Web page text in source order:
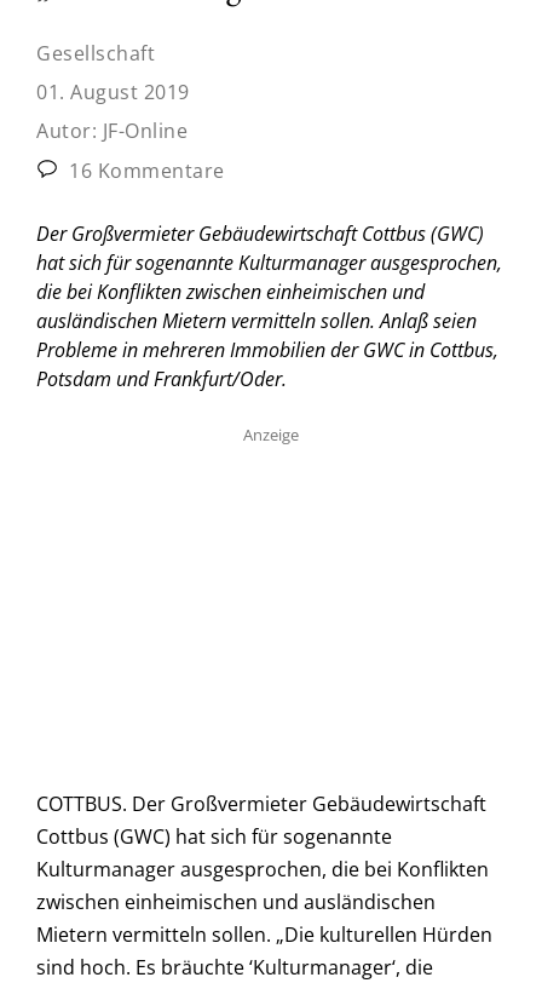
Gesellschaft
01. August 2019
Autor: JF-Online
16 Kommentare
Der Großvermieter Gebäudewirtschaft Cottbus (GWC)
hat sich für sogenannte Kulturmanager ausgesprochen,
die bei Konflikten zwischen einheimischen und
ausländischen Mietern vermitteln sollen. Anlaß seien
Probleme in mehreren Immobilien der GWC in Cottbus,
Potsdam und Frankfurt/Oder.
Anzeige
COTTBUS. Der Großvermieter Gebäudewirtschaft
Cottbus (GWC) hat sich für sogenannte
Kulturmanager ausgesprochen, die bei Konflikten
zwischen einheimischen und ausländischen
Mietern vermitteln sollen. „Die kulturellen Hürden
sind hoch. Es bräuchte ‘Kulturmanager‘, die